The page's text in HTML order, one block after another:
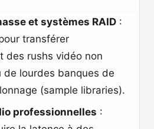
et systèmes RAID :
transférer
des rushs vidéo non
de lourdes banques de
(sample libraries).
professionnelles :